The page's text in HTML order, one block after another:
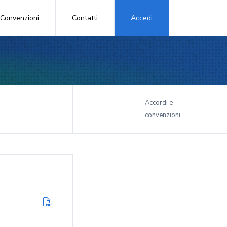
Convenzioni Contatti Accedi
Accordi e
convenzioni